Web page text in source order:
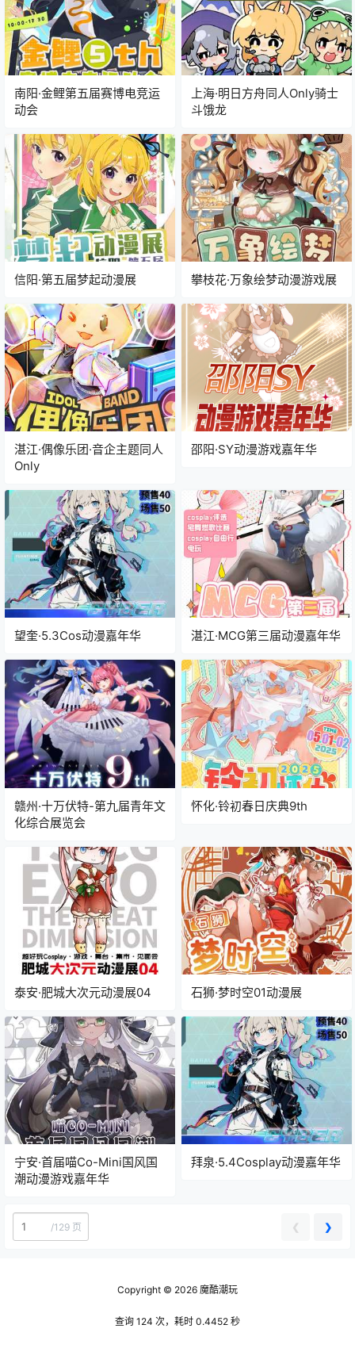
南阳·金鲤第五届赛博电竞运
动会
上海·明日方舟同人Only骑士
斗饿龙
信阳·第五届梦起动漫展 攀枝花·万象绘梦动漫游戏展
湛江·偶像乐团·音企主题同人
Only
邵阳·SY动漫游戏嘉年华
望奎·5.3Cos动漫嘉年华 湛江·MCG第三届动漫嘉年华
赣州·十万伏特-第九届青年文
化综合展览会
怀化·铃初春日庆典9th
泰安·肥城大次元动漫展04 石狮·梦时空01动漫展
宁安·首届喵Co-Mini国风国
潮动漫游戏嘉年华
拜泉·5.4Cosplay动漫嘉年华
/129 页 ❮ ❯
Copyright © 2026 魔酷潮玩
查询 124 次，耗时 0.4452 秒